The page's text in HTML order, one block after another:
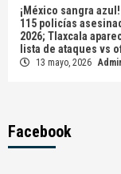
¡México sangra
115 policías
2026; Tlaxcala
lista de ataques vs
13 mayo, 2026
Facebook